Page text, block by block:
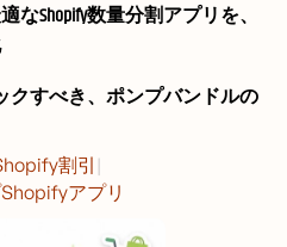
割引 |
アプリ
Shopify数量分割アプリを、
クすべき、ポンプバンドルの